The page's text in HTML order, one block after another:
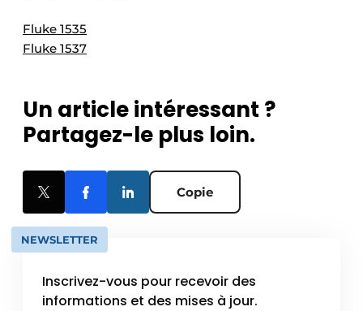
Fluke 1535
Fluke 1537
Un article intéressant ?
Partagez-le plus loin.
Copie
NEWSLETTER
Inscrivez-vous pour recevoir des
informations et des mises à jour.